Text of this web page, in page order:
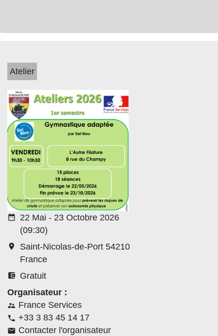
Atelier
date_range
22 Mai - 23 Octobre 2026
(09:30)
room
Saint-Nicolas-de-Port 54210
France
account_balance_wallet
Gratuit
Organisateur :
supervisor_account France Services
phone +33 3 83 45 14 17
email Contacter l'organisateur